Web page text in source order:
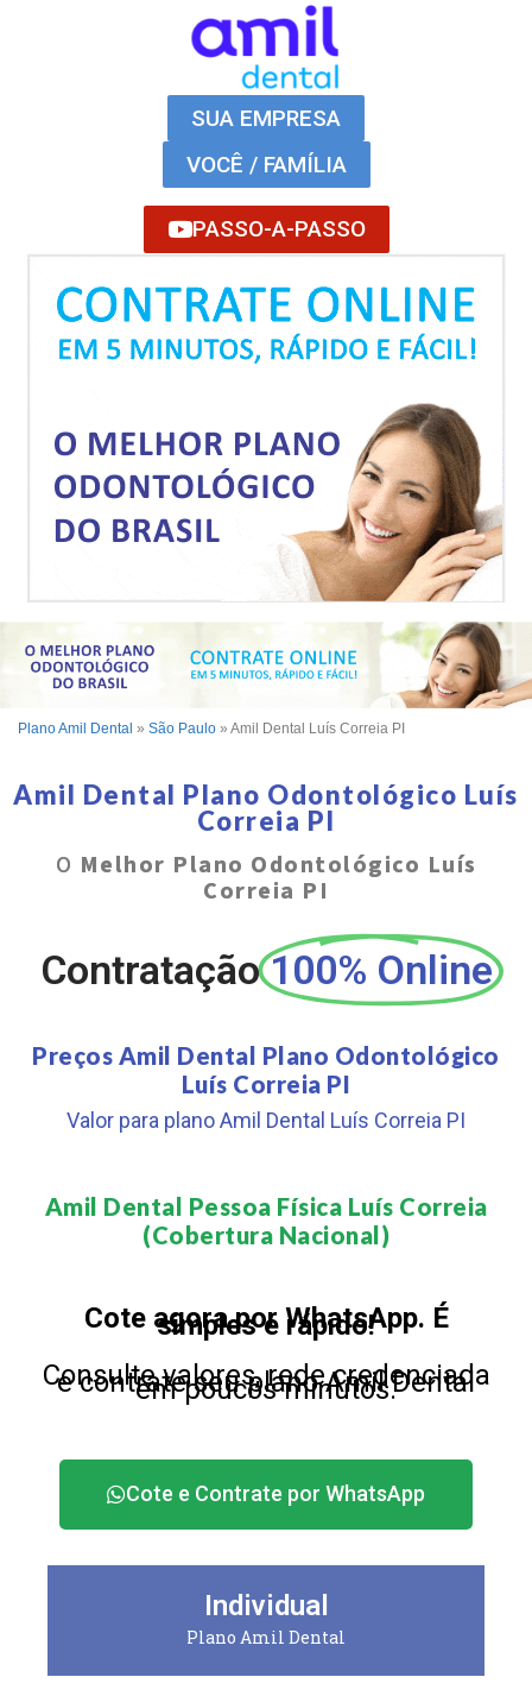
SUA EMPRESA
VOCÊ / FAMÍLIA
PASSO-A-PASSO
Plano Amil Dental » São Paulo » Amil Dental Luís Correia PI
Amil Dental Plano Odontológico Luís
Correia PI
O Melhor Plano Odontológico Luís
Correia PI
Contratação 100% Online
Preços Amil Dental Plano Odontológico
Luís Correia PI
Valor para plano Amil Dental Luís Correia PI
Amil Dental Pessoa Física Luís Correia
(Cobertura Nacional)​
Cote agora por WhatsApp. É
simples e rápido!
Consulte valores, rede credenciada
e contrate seu plano Amil Dental
em poucos minutos.
Cote e Contrate por WhatsApp
Individual
Plano Amil Dental